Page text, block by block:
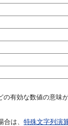
有効な数値の意
は、 特殊文字列演